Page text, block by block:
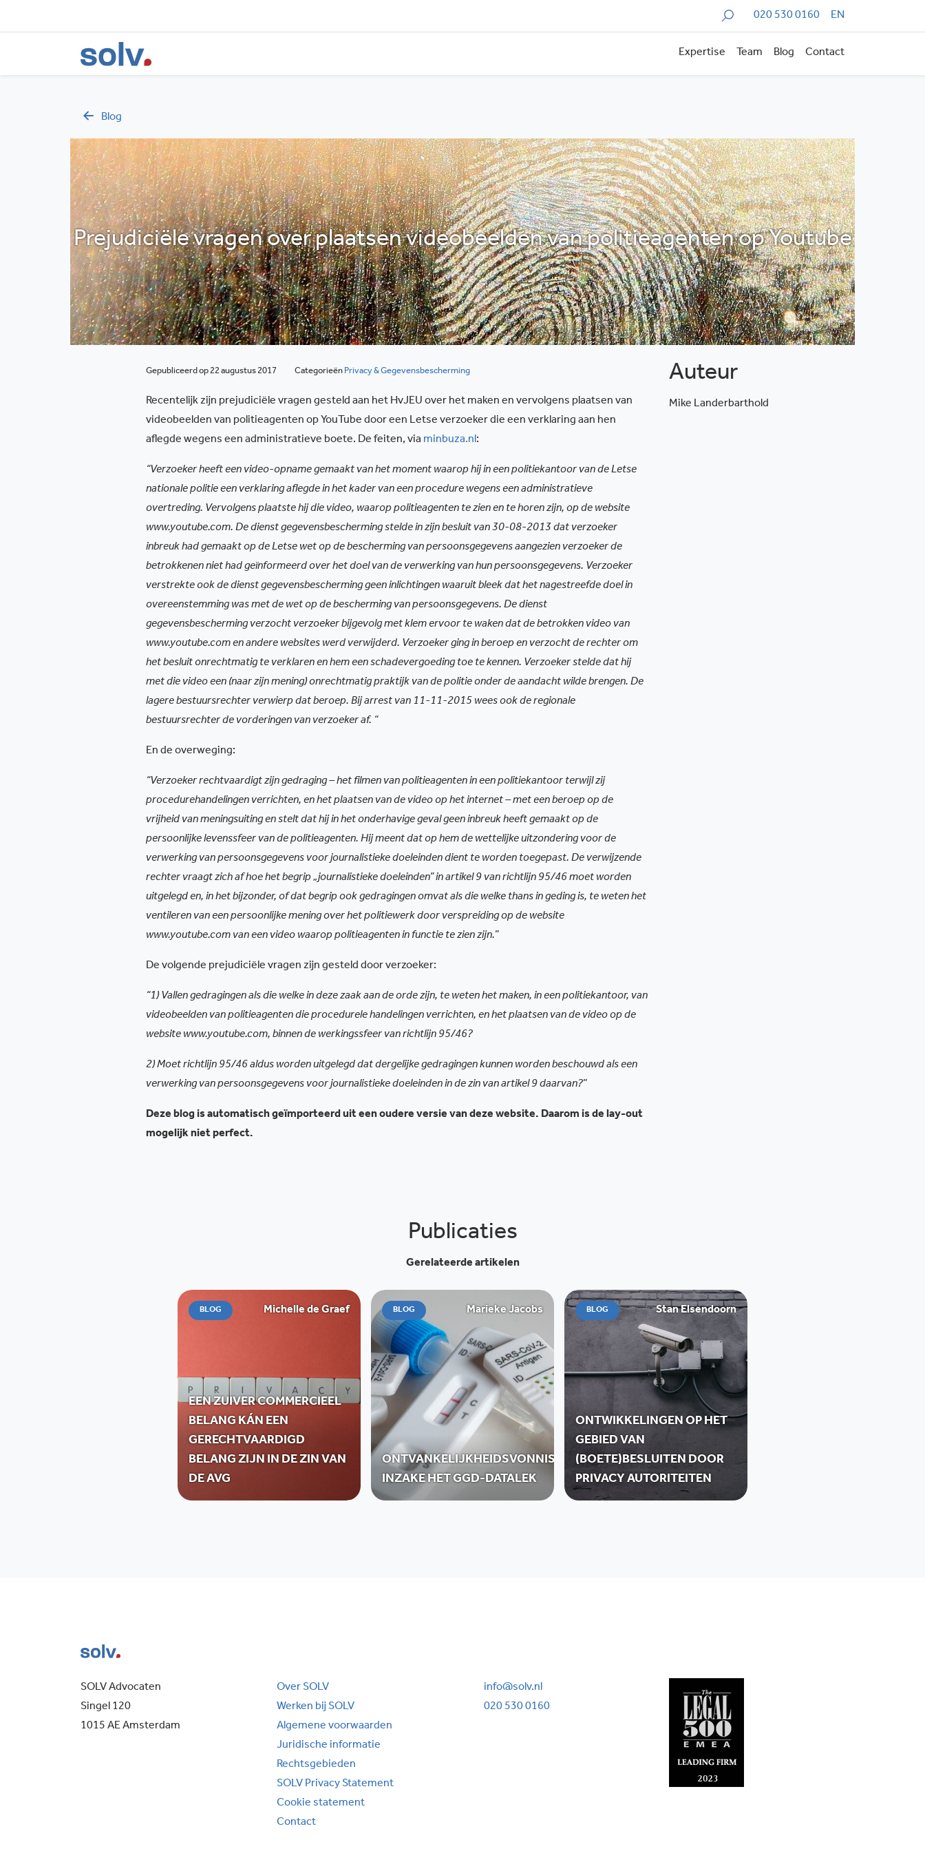
Zoeken 020 530 0160 EN
Expertise Team Blog Contact
Blog
Prejudiciële vragen over plaatsen videobeelden van politieagenten op Youtube
Gepubliceerd op 22 augustus 2017 Categorieën Privacy & Gegevensbescherming
Recentelijk zijn prejudiciële vragen gesteld aan het HvJEU over het maken en vervolgens plaatsen van
videobeelden van politieagenten op YouTube door een Letse verzoeker die een verklaring aan hen
aflegde wegens een administratieve boete. De feiten, via minbuza.nl:
“Verzoeker heeft een video-opname gemaakt van het moment waarop hij in een politiekantoor van de Letse
nationale politie een verklaring aflegde in het kader van een procedure wegens een administratieve
overtreding. Vervolgens plaatste hij die video, waarop politieagenten te zien en te horen zijn, op de website
www.youtube.com. De dienst gegevensbescherming stelde in zijn besluit van 30-08-2013 dat verzoeker
inbreuk had gemaakt op de Letse wet op de bescherming van persoonsgegevens aangezien verzoeker de
betrokkenen niet had geïnformeerd over het doel van de verwerking van hun persoonsgegevens. Verzoeker
verstrekte ook de dienst gegevensbescherming geen inlichtingen waaruit bleek dat het nagestreefde doel in
overeenstemming was met de wet op de bescherming van persoonsgegevens. De dienst
gegevensbescherming verzocht verzoeker bijgevolg met klem ervoor te waken dat de betrokken video van
www.youtube.com en andere websites werd verwijderd. Verzoeker ging in beroep en verzocht de rechter om
het besluit onrechtmatig te verklaren en hem een schadevergoeding toe te kennen. Verzoeker stelde dat hij
met die video een (naar zijn mening) onrechtmatig praktijk van de politie onder de aandacht wilde brengen. De
lagere bestuursrechter verwierp dat beroep. Bij arrest van 11-11-2015 wees ook de regionale
bestuursrechter de vorderingen van verzoeker af. “
En de overweging:
“Verzoeker rechtvaardigt zijn gedraging – het filmen van politieagenten in een politiekantoor terwijl zij
procedurehandelingen verrichten, en het plaatsen van de video op het internet – met een beroep op de
vrijheid van meningsuiting en stelt dat hij in het onderhavige geval geen inbreuk heeft gemaakt op de
persoonlijke levenssfeer van de politieagenten. Hij meent dat op hem de wettelijke uitzondering voor de
verwerking van persoonsgegevens voor journalistieke doeleinden dient te worden toegepast. De verwijzende
rechter vraagt zich af hoe het begrip „journalistieke doeleinden” in artikel 9 van richtlijn 95/46 moet worden
uitgelegd en, in het bijzonder, of dat begrip ook gedragingen omvat als die welke thans in geding is, te weten het
ventileren van een persoonlijke mening over het politiewerk door verspreiding op de website
www.youtube.com van een video waarop politieagenten in functie te zien zijn.”
De volgende prejudiciële vragen zijn gesteld door verzoeker:
“1) Vallen gedragingen als die welke in deze zaak aan de orde zijn, te weten het maken, in een politiekantoor, van
videobeelden van politieagenten die procedurele handelingen verrichten, en het plaatsen van de video op de
website www.youtube.com, binnen de werkingssfeer van richtlijn 95/46?
2) Moet richtlijn 95/46 aldus worden uitgelegd dat dergelijke gedragingen kunnen worden beschouwd als een
verwerking van persoonsgegevens voor journalistieke doeleinden in de zin van artikel 9 daarvan?”
Deze blog is automatisch geïmporteerd uit een oudere versie van deze website. Daarom is de lay-out
mogelijk niet perfect.
Auteur
Mike Landerbarthold
Publicaties
Gerelateerde artikelen
BLOG Michelle de Graef
EEN ZUIVER COMMERCIEEL
BELANG KÁN EEN
GERECHTVAARDIGD
BELANG ZIJN IN DE ZIN VAN
DE AVG
BLOG Marieke Jacobs
ONTVANKELIJKHEIDSVONNIS
INZAKE HET GGD-DATALEK
BLOG Stan Elsendoorn
ONTWIKKELINGEN OP HET
GEBIED VAN
(BOETE)BESLUITEN DOOR
PRIVACY AUTORITEITEN
SOLV Advocaten
Singel 120
1015 AE Amsterdam
Over SOLV
Werken bij SOLV
Algemene voorwaarden
Juridische informatie
Rechtsgebieden
SOLV Privacy Statement
Cookie statement
Contact
info@solv.nl
020 530 0160